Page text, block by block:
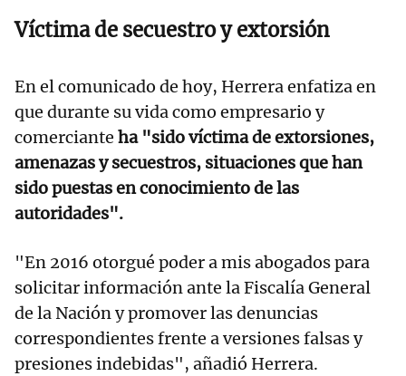
Víctima de secuestro y extorsión
En el comunicado de hoy, Herrera enfatiza en
que durante su vida como empresario y
comerciante ha "sido víctima de extorsiones,
amenazas y secuestros, situaciones que han
sido puestas en conocimiento de las
autoridades".
"En 2016 otorgué poder a mis abogados para
solicitar información ante la Fiscalía General
de la Nación y promover las denuncias
correspondientes frente a versiones falsas y
presiones indebidas", añadió Herrera.